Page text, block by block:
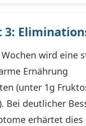
3:
Wochen wird eine
Ernährung
(unter 1g
Bei deutlicher
erhärtet dies